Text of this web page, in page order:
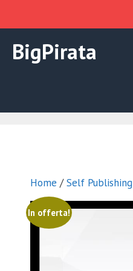
contenuto
BigPirata
Home /Self Publishing
In offerta!